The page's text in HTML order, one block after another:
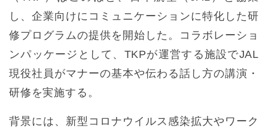
し、企業向けにコミュニケーションに特化した研
修プログラムの提供を開始した。コラボレーショ
ンパッケージとして、TKPが運営する施設でJAL
現役社員がマナーの基本や伝わる話し方の講演・
研修を実施する。
背景には、新型コロナウイルス感染拡大やワーク